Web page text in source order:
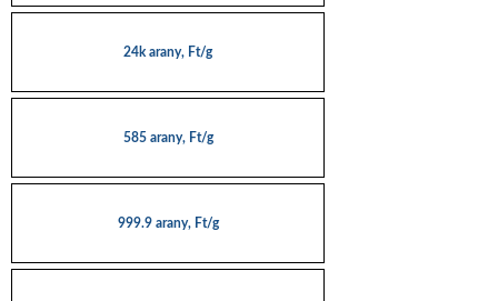
24k arany, Ft/g
585 arany, Ft/g
999.9 arany, Ft/g